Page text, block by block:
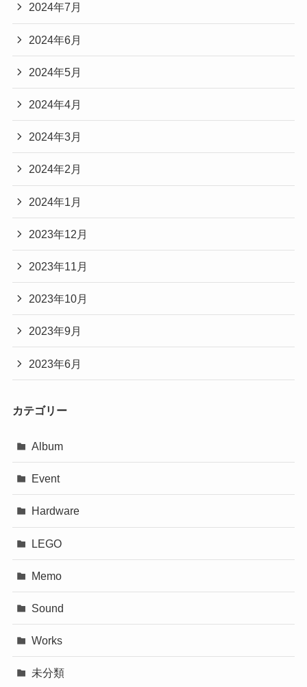
2024年7月
2024年6月
2024年5月
2024年4月
2024年3月
2024年2月
2024年1月
2023年12月
2023年11月
2023年10月
2023年9月
2023年6月
カテゴリー
Album
Event
Hardware
LEGO
Memo
Sound
Works
未分類